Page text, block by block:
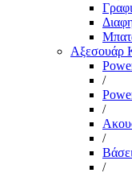
Αξεσουάρ
/
/
/
/